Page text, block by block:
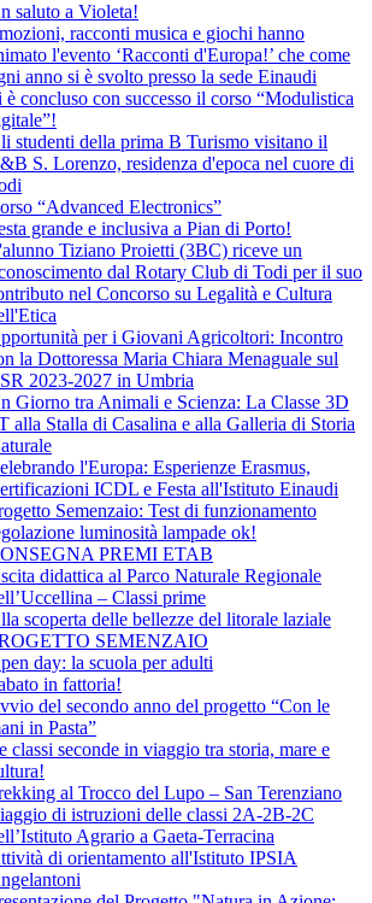
saluto a Violeta!
racconti musica e giochi hanno
l'evento ‘Racconti d'Europa!’ che come
anno si è svolto presso la sede Einaudi
è concluso con successo il corso “Modulistica
studenti della prima B Turismo visitano il
S. Lorenzo, residenza d'epoca nel cuore di
“Advanced Electronics”
grande e inclusiva a Pian di Porto!
Tiziano Proietti (3BC) riceve un
dal Rotary Club di Todi per il suo
nel Concorso su Legalità e Cultura
per i Giovani Agricoltori: Incontro
la Dottoressa Maria Chiara Menaguale sul
2023-2027 in Umbria
Giorno tra Animali e Scienza: La Classe 3D
alla Stalla di Casalina e alla Galleria di Storia
l'Europa: Esperienze Erasmus,
ICDL e Festa all'Istituto Einaudi
Semenzaio: Test di funzionamento
luminosità lampade ok!
PREMI ETAB
didattica al Parco Naturale Regionale
– Classi prime
scoperta delle bellezze del litorale laziale
SEMENZAIO
day: la scuola per adulti
in fattoria!
del secondo anno del progetto “Con le
in Pasta”
classi seconde in viaggio tra storia, mare e
al Trocco del Lupo – San Terenziano
di istruzioni delle classi 2A-2B-2C
Agrario a Gaeta-Terracina
di orientamento all'Istituto IPSIA